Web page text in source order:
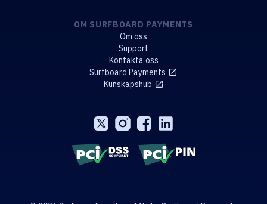
OM SURFBOARD PAYMENTS
Om oss
Support
Kontakta oss
Surfboard Payments
Kunskapshub